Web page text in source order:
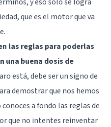
que es el motor que va
las reglas para poderlas
una buena dosis de
está, debe ser un signo de
demostrar que nos hemos
a fondo las reglas de
que no intentes reinventar